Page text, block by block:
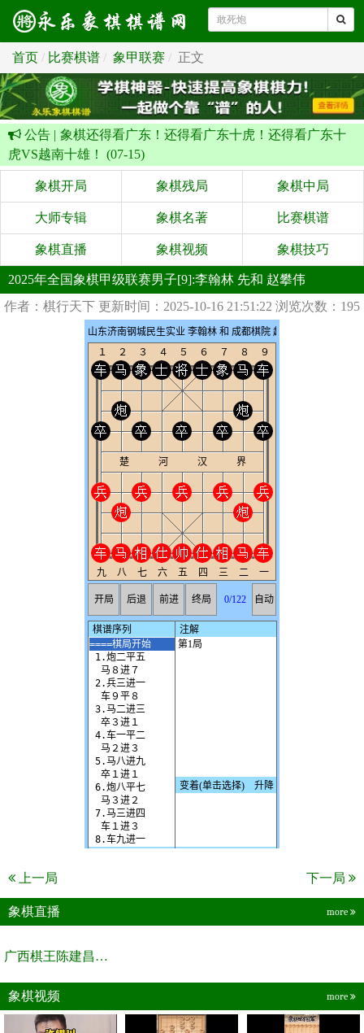
首页 比赛棋谱 象甲联赛 正文
公告 | 象棋还得看广东！还得看广东十虎！还得看广东十
虎VS越南十雄！ (07-15)
象棋开局 象棋残局 象棋中局
大师专辑 象棋名著 比赛棋谱
象棋直播 象棋视频 象棋技巧
2025年全国象棋甲级联赛男子[9]:李翰林 先和 赵攀伟
作者：棋行天下 更新时间：2025-10-16 21:51:22 浏览次数：195
上一局 下一局
象棋直播 more
广西棋王陈建昌直播间
象棋视频 more